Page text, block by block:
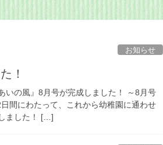
お知らせ
！
いの風』8月号が完成しました！ ～8月号
間にわたって、これから幼稚園に通わせ
ました！ […]